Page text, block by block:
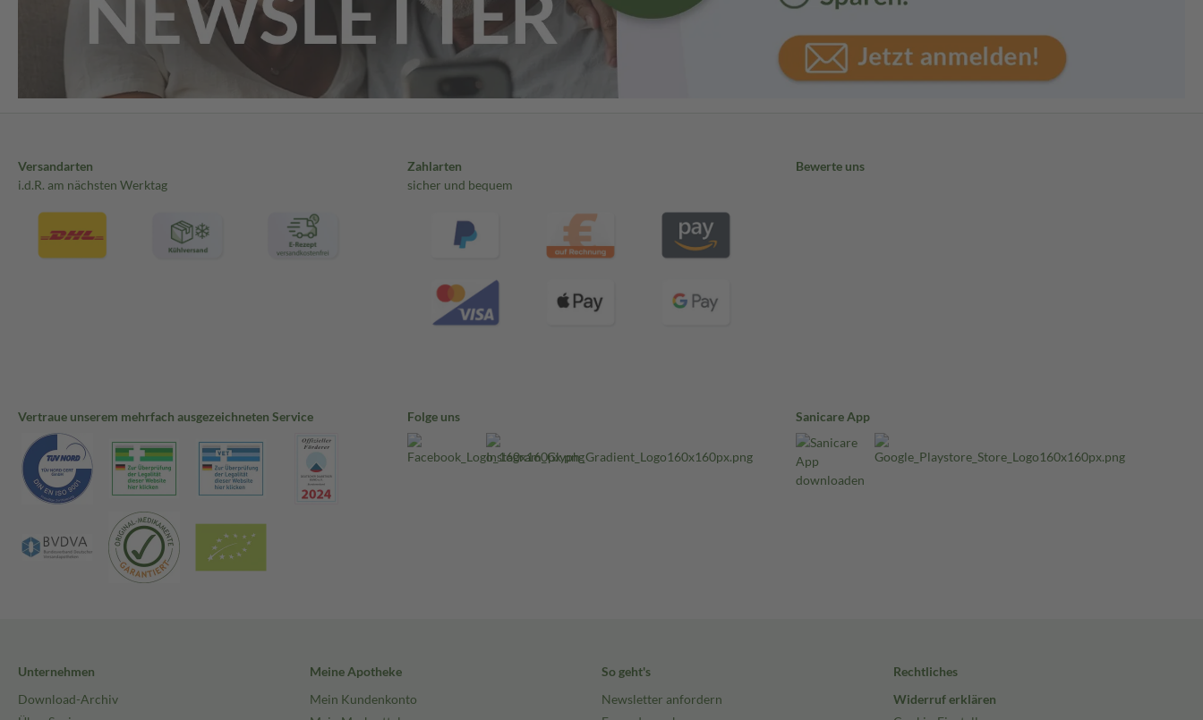
Versandarten
i.d.R. am nächsten Werktag
Zahlarten
sicher und bequem
Bewerte uns
Vertraue unserem mehrfach ausgezeichneten Service Folge uns Sanicare App
Unternehmen
Download-Archiv
Meine Apotheke
Mein Kundenkonto
So geht's
Newsletter anfordern
Rechtliches
Widerruf erklären